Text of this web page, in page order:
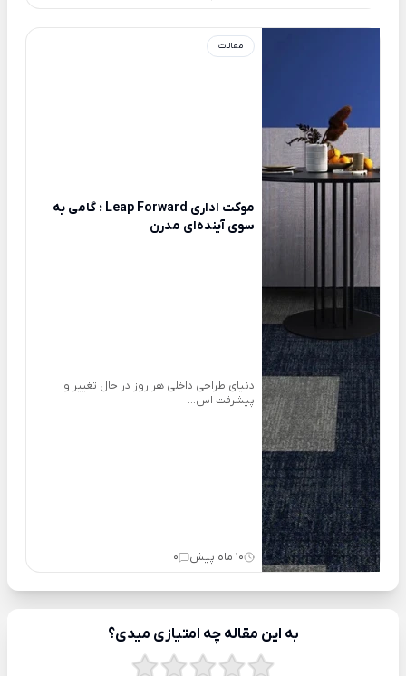
مقالات
موکت اداری Leap Forward ؛ گامی به
سوی آینده‌ای مدرن
دنیای طراحی داخلی هر روز در حال تغییر و
پیشرفت اس...
10 ماه پیش 0
به این مقاله چه امتیازی میدی؟